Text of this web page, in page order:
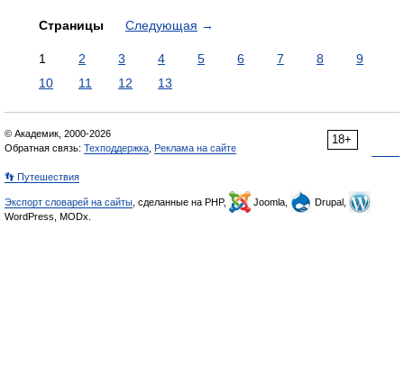
Страницы Следующая →
1 2 3 4 5 6 7 8
9
10
11 12 13
18+
© Академик, 2000-2026
Обратная связь: Техподдержка Реклама на сайте
👣 Путешествия
Экспорт словарей на сайты , сделанные на PHP, Joomla,
Drupal,
WordPress, MODx.